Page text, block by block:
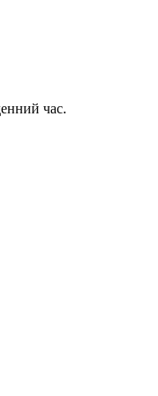
час.